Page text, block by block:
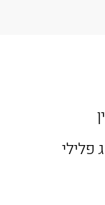
פלילי